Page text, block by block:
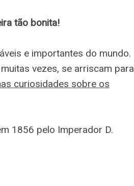
tão bonita!
e importantes do mundo.
vezes, se arriscam para
curiosidades sobre os
1856 pelo Imperador D.